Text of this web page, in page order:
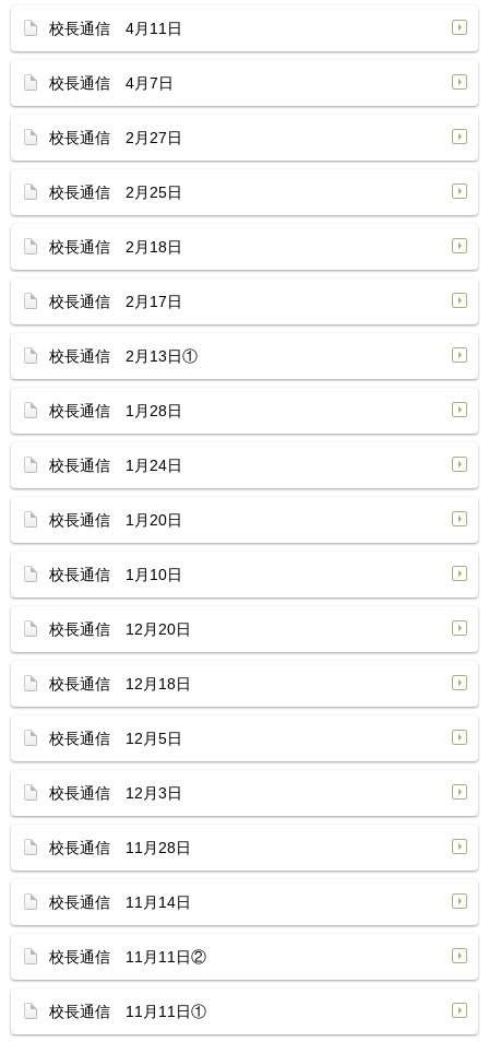
校長通信 4月11日
校長通信 4月7日
校長通信 2月27日
校長通信 2月25日
校長通信 2月18日
校長通信 2月17日
校長通信 2月13日①
校長通信 1月28日
校長通信 1月24日
校長通信 1月20日
校長通信 1月10日
校長通信 12月20日
校長通信 12月18日
校長通信 12月5日
校長通信 12月3日
校長通信 11月28日
校長通信 11月14日
校長通信 11月11日②
校長通信 11月11日①